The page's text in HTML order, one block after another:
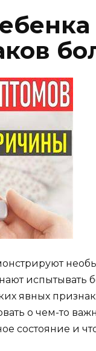
испытывать
явных
о чем-то
состояние и